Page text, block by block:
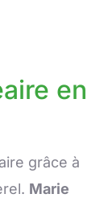
en
grâce à
Marie